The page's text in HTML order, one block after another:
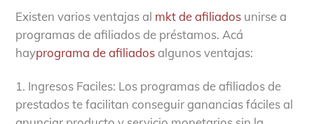
Existen varios ventajas al mkt de afiliados unirse a
programas de afiliados de préstamos. Acá
hayprograma de afiliados algunos ventajas:
1. Ingresos Faciles: Los programas de afiliados de
prestados te facilitan conseguir ganancias fáciles al